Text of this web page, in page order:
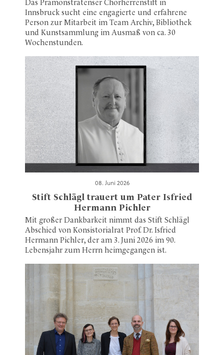
Das Prämonstratenser Chorherrenstift in
Innsbruck sucht eine engagierte und erfahrene
Person zur Mitarbeit im Team Archiv, Bibliothek
und Kunstsammlung im Ausmaß von ca. 30
Wochenstunden.
08. Juni 2026
Stift Schlägl trauert um Pater Isfried
Hermann Pichler
Mit großer Dankbarkeit nimmt das Stift Schlägl
Abschied von Konsistorialrat Prof. Dr. Isfried
Hermann Pichler, der am 3. Juni 2026 im 90.
Lebensjahr zum Herrn heimgegangen ist.